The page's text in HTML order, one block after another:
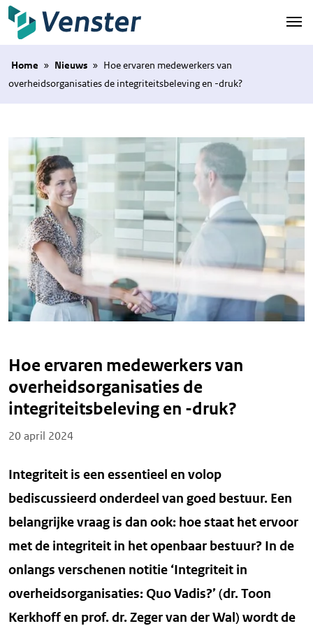
Naar hoofdinhoud
Home » Nieuws » Hoe ervaren medewerkers van
overheidsorganisaties de integriteitsbeleving en -druk?
Hoe ervaren medewerkers van
overheidsorganisaties de
integriteitsbeleving en -druk?
Posted on
20 april 2024
Integriteit is een essentieel en volop
bediscussieerd onderdeel van goed bestuur. Een
belangrijke vraag is dan ook: hoe staat het ervoor
met de integriteit in het openbaar bestuur? In de
onlangs verschenen notitie ‘Integriteit in
overheidsorganisaties: Quo Vadis?’ (dr. Toon
Kerkhoff en prof. dr. Zeger van der Wal) wordt de